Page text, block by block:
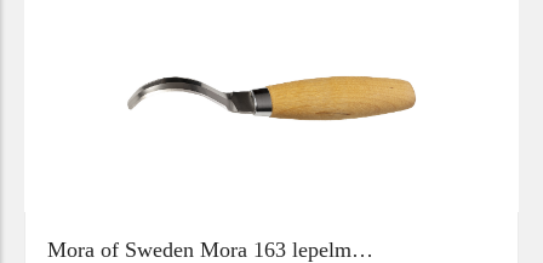
Mora of Sweden Mora 163 lepelm…